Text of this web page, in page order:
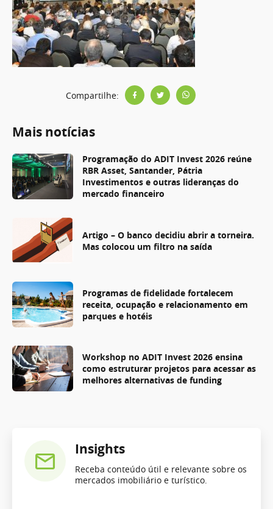
Compartilhe:
Mais notícias
Programação do ADIT Invest 2026 reúne
RBR Asset, Santander, Pátria
Investimentos e outras lideranças do
mercado financeiro
Artigo – O banco decidiu abrir a torneira.
Mas colocou um filtro na saída
Programas de fidelidade fortalecem
receita, ocupação e relacionamento em
parques e hotéis
Workshop no ADIT Invest 2026 ensina
como estruturar projetos para acessar as
melhores alternativas de funding
Insights
Receba conteúdo útil e relevante sobre os
mercados imobiliário e turístico.